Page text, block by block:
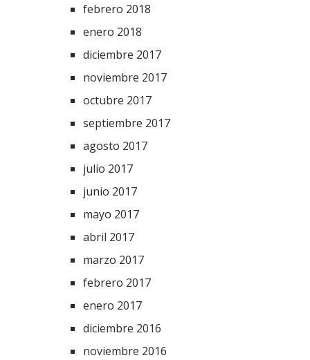
febrero 2018
enero 2018
diciembre 2017
noviembre 2017
octubre 2017
septiembre 2017
agosto 2017
julio 2017
junio 2017
mayo 2017
abril 2017
marzo 2017
febrero 2017
enero 2017
diciembre 2016
noviembre 2016